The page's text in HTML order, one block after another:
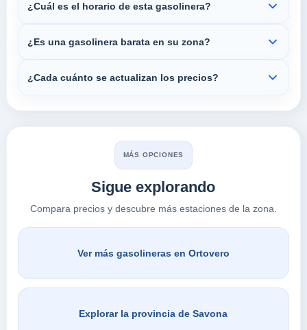
¿Cuál es el horario de esta gasolinera?
¿Es una gasolinera barata en su zona?
¿Cada cuánto se actualizan los precios?
MÁS OPCIONES
Sigue explorando
Compara precios y descubre más estaciones de la zona.
Ver más gasolineras en Ortovero
Explorar la provincia de Savona